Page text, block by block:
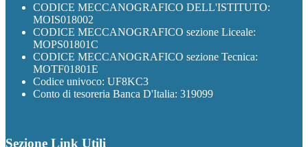
CODICE MECCANOGRAFICO DELL'ISTITUTO:
MOIS018002
CODICE MECCANOGRAFICO sezione Liceale:
MOPS01801C
CODICE MECCANOGRAFICO sezione Tecnica:
MOTF01801E
Codice univoco: UF8KC3
Conto di tesoreria Banca D'Italia: 319099
Sezione Link Utili